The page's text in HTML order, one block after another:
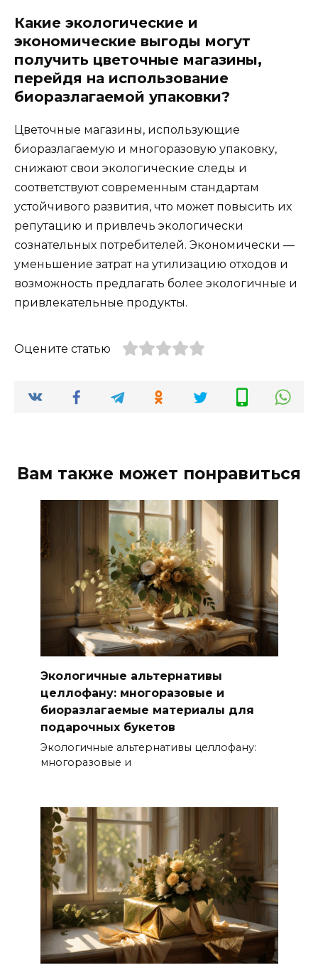
Какие экологические и
экономические выгоды могут
получить цветочные магазины,
перейдя на использование
биоразлагаемой упаковки?
Цветочные магазины, использующие
биоразлагаемую и многоразовую упаковку,
снижают свои экологические следы и
соответствуют современным стандартам
устойчивого развития, что может повысить их
репутацию и привлечь экологически
сознательных потребителей. Экономически —
уменьшение затрат на утилизацию отходов и
возможность предлагать более экологичные и
привлекательные продукты.
Оцените статью
Вам также может понравиться
Экологичные альтернативы
целлофану: многоразовые и
биоразлагаемые материалы для
подарочных букетов
Экологичные альтернативы целлофану:
многоразовые и